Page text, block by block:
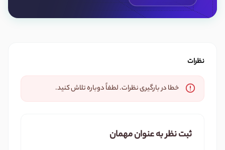
نظرات
خطا در بارگیری نظرات. لطفاً دوباره تلاش کنید.
ثبت نظر به عنوان مهمان